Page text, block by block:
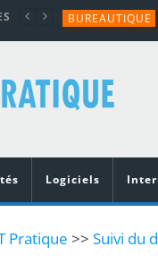
BUREAUTIQUE
TUTORIALS
MATÉRIEL
Logiciels
Pratique >> Suivi du